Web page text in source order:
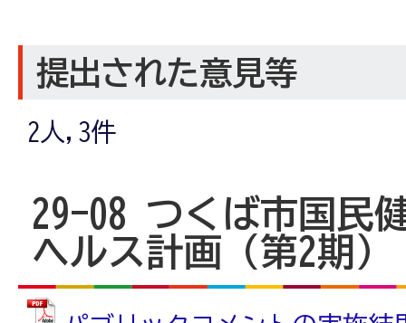
提出された意見等
2人,3件
29-08 つくば市国民
ヘルス計画（第2期）